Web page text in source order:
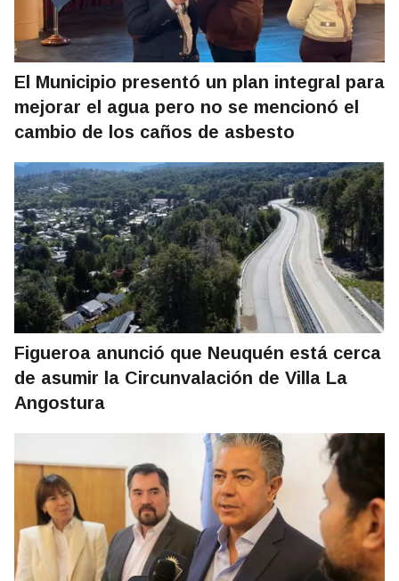
El Municipio presentó un plan integral para
mejorar el agua pero no se mencionó el
cambio de los caños de asbesto
Figueroa anunció que Neuquén está cerca
de asumir la Circunvalación de Villa La
Angostura